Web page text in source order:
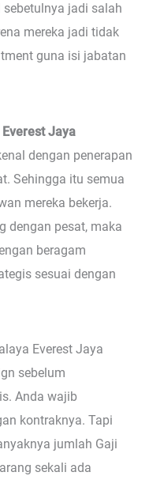
jadi salah
mereka jadi tidak
guna isi jabatan
Jaya
dengan penerapan
Sehingga itu semua
mereka bekerja.
dengan pesat, maka
beragam
sesuai dengan
Everest Jaya
sebelum
Anda wajib
kontraknya. Tapi
jumlah Gaji
sekali ada